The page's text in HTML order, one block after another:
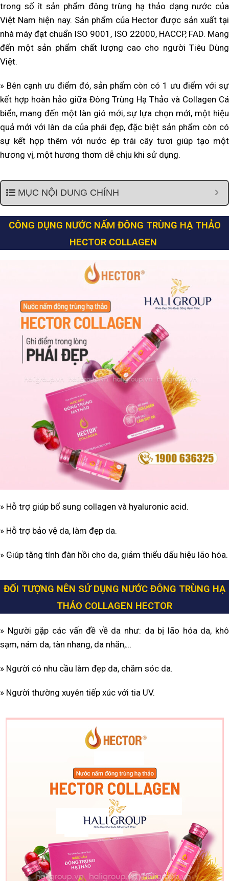
trong số ít sản phẩm đông trùng hạ thảo dạng nước của
Việt Nam hiện nay. Sản phẩm của Hector được sản xuất tại
nhà máy đạt chuẩn ISO 9001, ISO 22000, HACCP, FAD. Mang
đến một sản phẩm chất lượng cao cho người Tiêu Dùng
Việt.
» Bên cạnh ưu điểm đó, sản phẩm còn có 1 ưu điểm với sự
kết hợp hoàn hảo giữa Đông Trùng Hạ Thảo và Collagen Cá
biển, mang đến một làn gió mới, sự lựa chọn mới, một hiệu
quả mới với làn da của phái đẹp, đặc biệt sản phẩm còn có
sự kết hợp thêm với nước ép trái cây tươi giúp tạo một
hương vị, một hương thơm dễ chịu khi sử dụng.
MỤC NỘI DUNG CHÍNH
CÔNG DỤNG NƯỚC NẤM ĐÔNG TRÙNG HẠ THẢO
HECTOR COLLAGEN
» Hỗ trợ giúp bổ sung collagen và hyaluronic acid.
» Hỗ trợ bảo vệ da, làm đẹp da.
» Giúp tăng tính đàn hồi cho da, giảm thiểu dấu hiệu lão hóa.
ĐỐI TƯỢNG NÊN SỬ DỤNG NƯỚC ĐÔNG TRÙNG HẠ
THẢO COLLAGEN HECTOR
» Người gặp các vấn đề về da như: da bị lão hóa da, khô
sạm, nám da, tàn nhang, da nhăn,…
» Người có nhu cầu làm đẹp da, chăm sóc da.
» Người thường xuyên tiếp xúc với tia UV.